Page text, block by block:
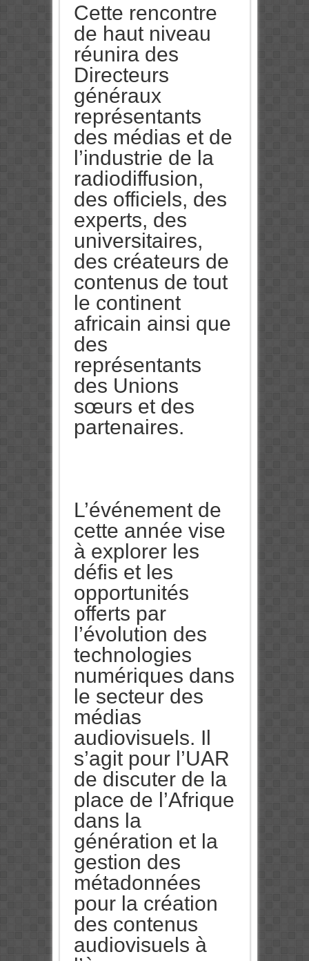
Cette rencontre
de haut niveau
réunira des
Directeurs
généraux
représentants
des médias et de
l’industrie de la
radiodiffusion,
des officiels, des
experts, des
universitaires,
des créateurs de
contenus de tout
le continent
africain ainsi que
des
représentants
des Unions
sœurs et des
partenaires.
L’événement de
cette année vise
à explorer les
défis et les
opportunités
offerts par
l’évolution des
technologies
numériques dans
le secteur des
médias
audiovisuels. Il
s’agit pour l’UAR
de discuter de la
place de l’Afrique
dans la
génération et la
gestion des
métadonnées
pour la création
des contenus
audiovisuels à